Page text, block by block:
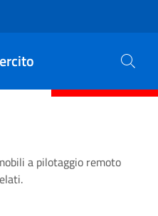
a pilotaggio remoto